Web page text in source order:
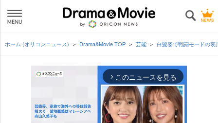
ホーム (オリコンニュース) Drama&Movie TOP 芸能 白髪姿で戦闘モードの
arrow_forward_ios このニュースを見る